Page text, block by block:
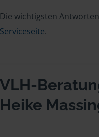
Die wichtigsten
Serviceseite.
VLH-
Heike